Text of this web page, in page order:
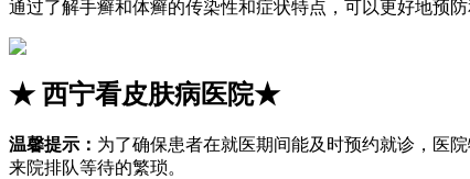
通过了解手癣和体癣的传染性和症状特点，可以更好地预
★西宁看皮肤病医院★
温馨提示： 为了确保患者在就医期间能及时预约就诊，医
来院排队等待的繁琐。